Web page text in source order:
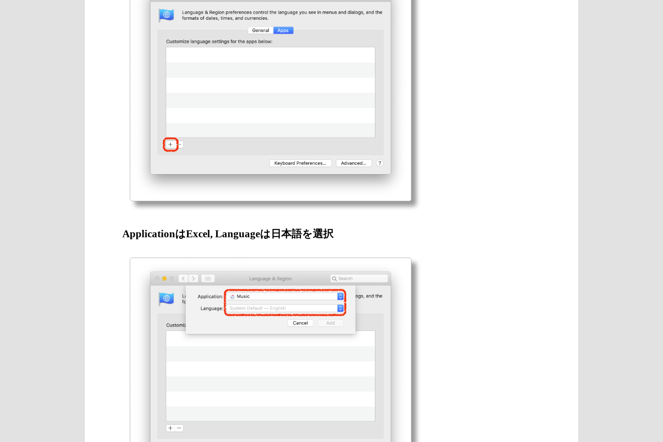
ApplicationはExcel, Languageは日本語を選択